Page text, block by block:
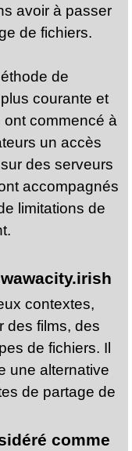
avoir à passer
de fichiers.
de
courante et
ont commencé à
un accès
des serveurs
accompagnés
limitations de
contextes,
des films, des
de fichiers. Il
une alternative
de partage de
comme